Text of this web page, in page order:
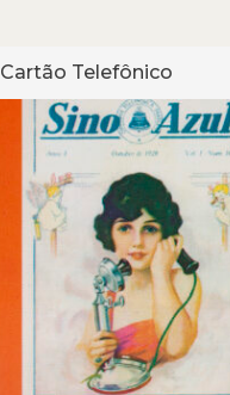
Cartão Telefônico